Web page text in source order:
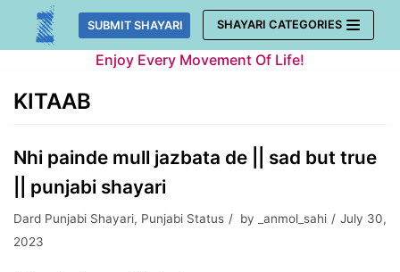
Skip
SUBMIT SHAYARI SHAYARI CATEGORIES
Enjoy Every Movement Of Life!
KITAAB
Nhi painde mull jazbata de || sad but true
|| punjabi shayari
Dard Punjabi Shayari, Punjabi Status by _anmol_sahi
July 30,
2023